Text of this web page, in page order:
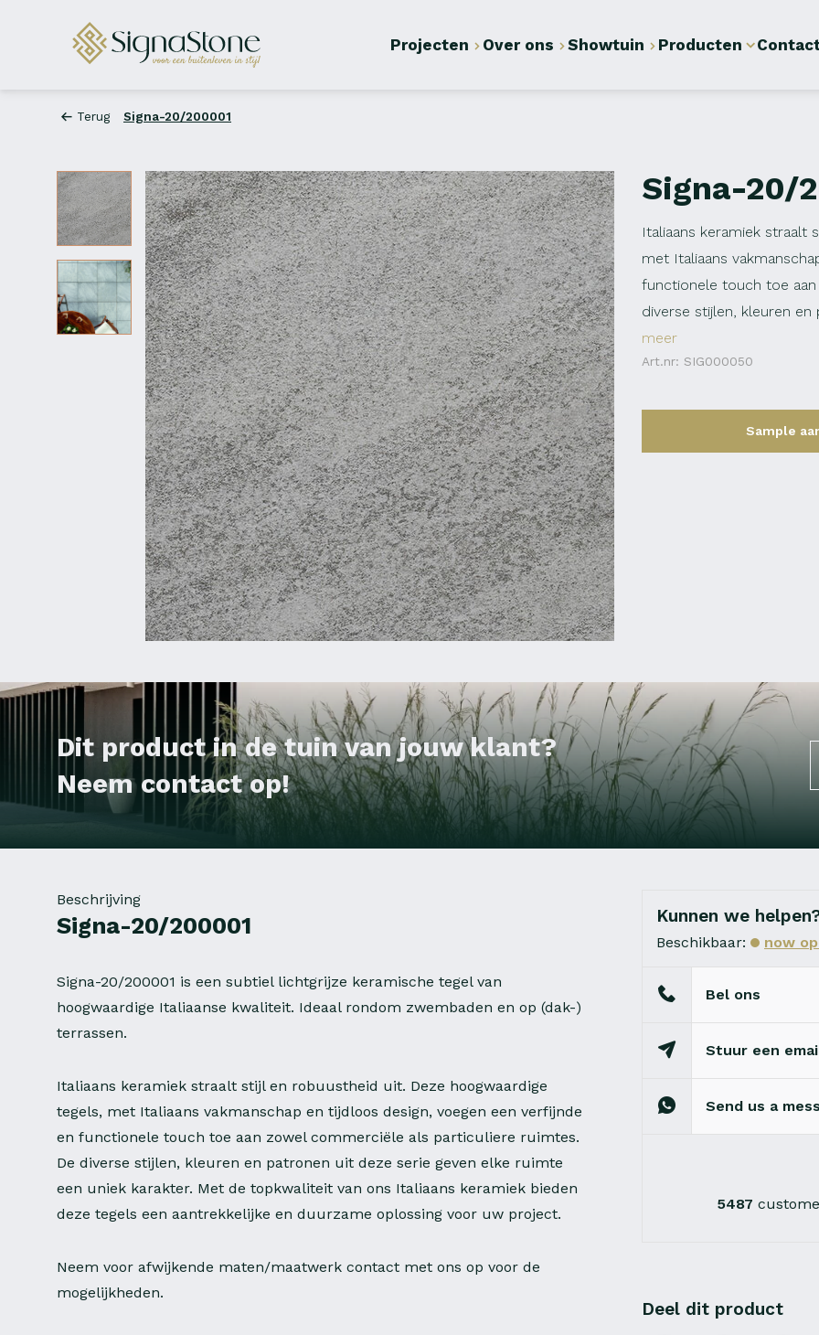
Projecten Over ons Showtuin Producten
Terug Signa-20/200001
Signa-20/
Italiaans keramiek straalt
met Italiaans
functionele touch toe
diverse stijlen, kleuren
meer
Art.nr: SIG000050
Sample
Dit product in de tuin van jouw klant?
Neem contact op!
Beschrijving
Signa-20/200001
Signa-20/200001 is een subtiel lichtgrijze keramische tegel van
hoogwaardige Italiaanse kwaliteit. Ideaal rondom zwembaden en op (dak-)
terrassen.
Italiaans keramiek straalt stijl en robuustheid uit. Deze hoogwaardige
tegels, met Italiaans vakmanschap en tijdloos design, voegen een verfijnde
en functionele touch toe aan zowel commerciële als particuliere ruimtes.
De diverse stijlen, kleuren en patronen uit deze serie geven elke ruimte
een uniek karakter. Met de topkwaliteit van ons Italiaans keramiek bieden
deze tegels een aantrekkelijke en duurzame oplossing voor uw project.
Neem voor afwijkende maten/maatwerk contact met ons op voor de
mogelijkheden.
Kunnen we
Beschikbaar: now
Bel ons
Stuur een
Send us a
5487
Deel dit product